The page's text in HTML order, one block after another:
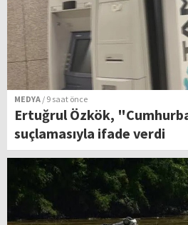
MEDYA / 9 saat önce
Ertuğrul Özkök,
suçlamasıyla ifade verdi